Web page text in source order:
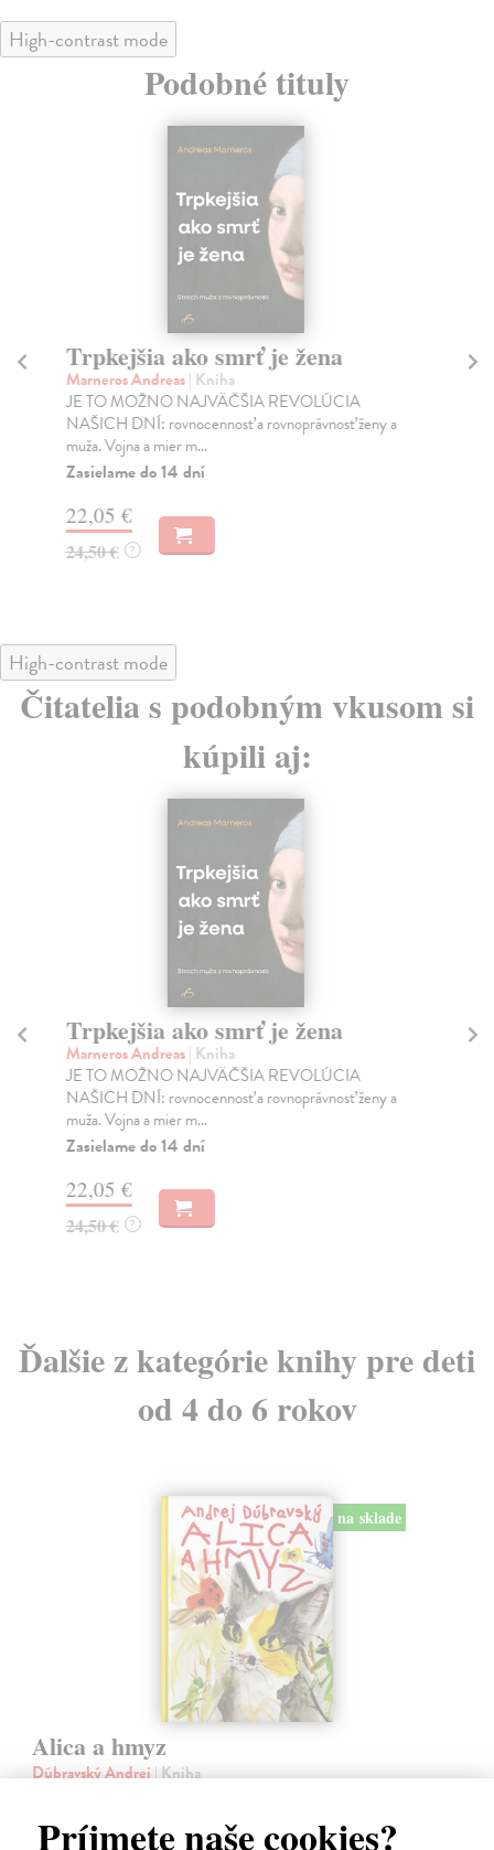
Príjmete naše cookies?
High-contrast mode
Podobné tituly
Trpkejšia ako smrť je žena
Marneros Andreas| Kniha
JE TO MOŽNO NAJVÄČŠIA REVOLÚCIA
NAŠICH DNÍ: rovnocennosť a rovnoprávnosť ženy a
muža. Vojna a mier m...
Zasielame do 14 dní
22,05 €
24,50 € ?
High-contrast mode
Čitatelia s podobným vkusom si
kúpili aj:
Trpkejšia ako smrť je žena
Marneros Andreas| Kniha
JE TO MOŽNO NAJVÄČŠIA REVOLÚCIA
NAŠICH DNÍ: rovnocennosť a rovnoprávnosť ženy a
muža. Vojna a mier m...
Zasielame do 14 dní
22,05 €
24,50 € ?
Ďalšie z kategórie knihy pre deti
od 4 do 6 rokov
na sklade
Alica a hmyz
Dúbravský Andrej| Kniha
Na sklade